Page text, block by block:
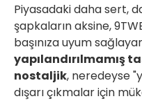
Piyasadaki daha sert,
şapkaların aksine,
başınıza uyum
yapılandırılmamış
nostaljik, neredeyse
dışarı çıkmalar için